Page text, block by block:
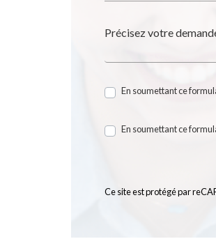
Précisez votre
En soumettant ce
En soumettant ce
Ce site est protégé par